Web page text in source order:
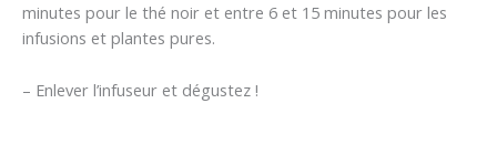
minutes pour le thé noir et entre 6 et 15 minutes pour les
infusions et plantes pures.
– Enlever l’infuseur et dégustez !